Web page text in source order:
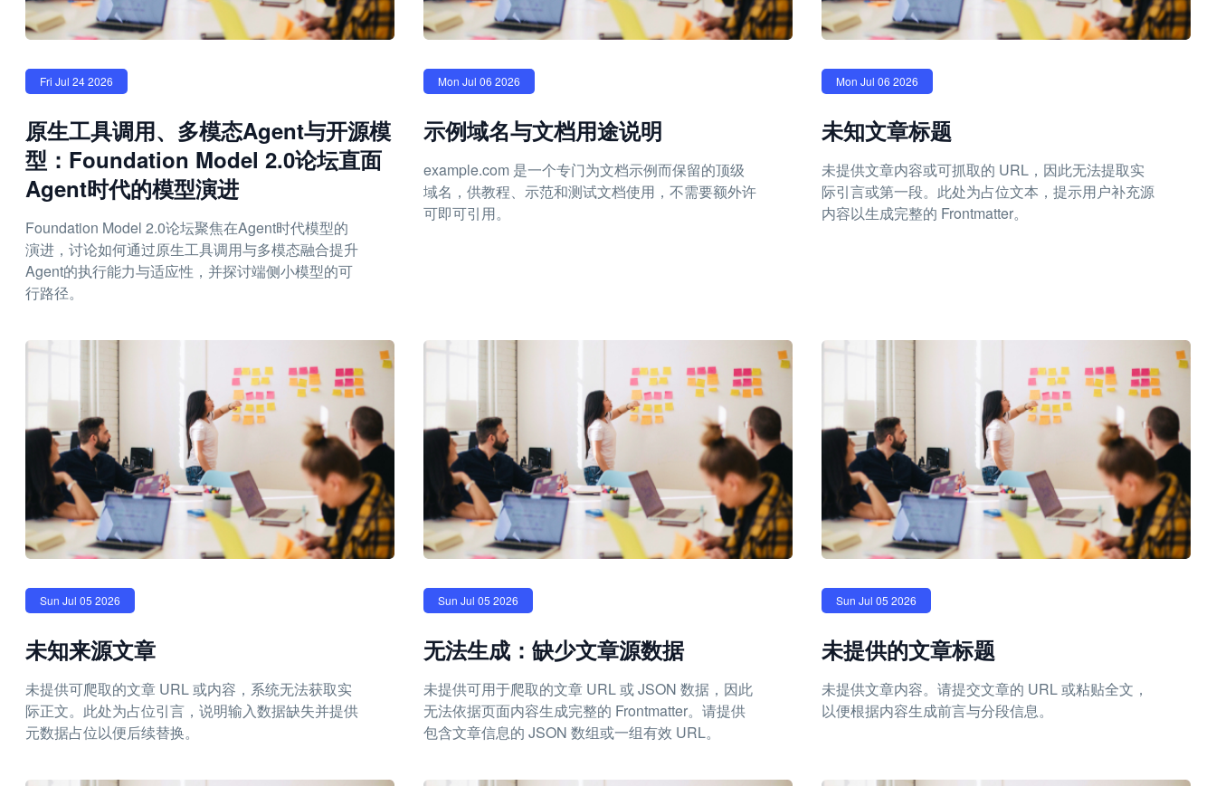
Fri Jul 24 2026
原生工具调用、多模态Agent与开源模
型：Foundation Model 2.0论坛直面
Agent时代的模型演进
Foundation Model 2.0论坛聚焦在Agent时代模型的
演进，讨论如何通过原生工具调用与多模态融合提升
Agent的执行能力与适应性，并探讨端侧小模型的可
行路径。
Mon Jul 06 2026
示例域名与文档用途说明
example.com 是一个专门为文档示例而保留的顶级
域名，供教程、示范和测试文档使用，不需要额外许
可即可引用。
Mon Jul 06 2026
未知文章标题
未提供文章内容或可抓取的 URL，因此无法提取实
际引言或第一段。此处为占位文本，提示用户补充源
内容以生成完整的 Frontmatter。
Sun Jul 05 2026
未知来源文章
未提供可爬取的文章 URL 或内容，系统无法获取实
际正文。此处为占位引言，说明输入数据缺失并提供
元数据占位以便后续替换。
Sun Jul 05 2026
无法生成：缺少文章源数据
未提供可用于爬取的文章 URL 或 JSON 数据，因此
无法依据页面内容生成完整的 Frontmatter。请提供
包含文章信息的 JSON 数组或一组有效 URL。
Sun Jul 05 2026
未提供的文章标题
未提供文章内容。请提交文章的 URL 或粘贴全文，
以便根据内容生成前言与分段信息。